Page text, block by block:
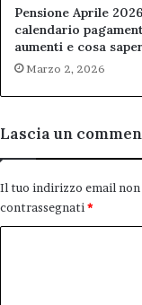
Pensione Aprile
calendario
aumenti e cosa
Marzo 2, 2026
Lascia un
Il tuo indirizzo email
contrassegnati*